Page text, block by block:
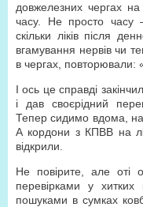
довжелезних чергах
часу. Не просто часу
скільки ліків після
вгамування нервів чи
в чергах, повторювали:
І ось це справді
і дав своєрідний
Тепер сидимо вдома, на
А кордони з КПВВ на
відкрили.
Не повірите, але оті
перевірками у хитких
пошуками в сумках